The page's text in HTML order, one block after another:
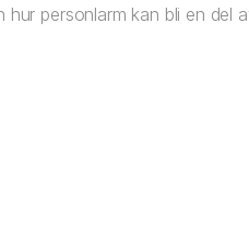
personlarm kan bli en del